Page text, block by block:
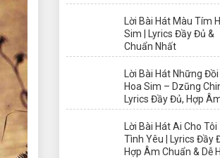
Lời Bài Hát Màu Tím
Sim | Lyrics Đầy Đủ &
Chuẩn Nhất
Lời Bài Hát Những Đồi
Hoa Sim – Dzũng
Lyrics Đầy Đủ, Hợp
Lời Bài Hát Ai Cho Tôi
Tình Yêu | Lyrics Đầy
Hợp Âm Chuẩn & Dễ